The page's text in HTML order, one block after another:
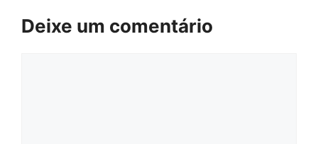
Deixe um comentário